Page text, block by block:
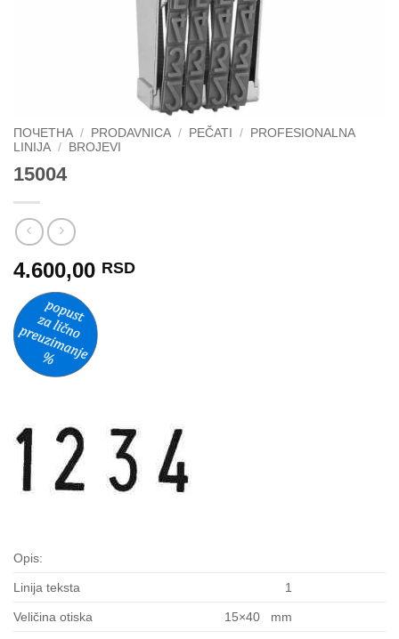
ПОЧЕТНА / PRODAVNICA / PEČATI /
PROFESIONALNA
LINIJA / BROJEVI
15004
4.600,00 RSD
Opis:
Linija teksta 1
Veličina otiska 15×40 mm